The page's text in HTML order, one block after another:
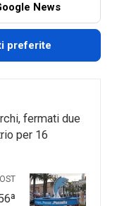
News
preferite
fermati due
per 16